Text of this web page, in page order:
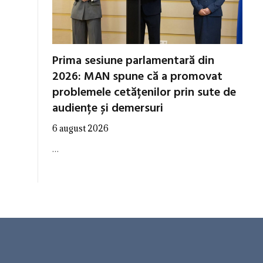
Prima sesiune parlamentară din
2026: MAN spune că a promovat
problemele cetățenilor prin sute de
audiențe și demersuri
6 august 2026
…